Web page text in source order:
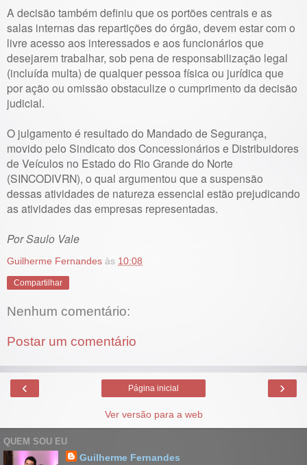
A decisão também definiu que os portões centrais e as
salas internas das repartições do órgão, devem estar com o
livre acesso aos interessados e aos funcionários que
desejarem trabalhar, sob pena de responsabilização legal
(incluída multa) de qualquer pessoa física ou jurídica que
por ação ou omissão obstaculize o cumprimento da decisão
judicial.
O julgamento é resultado do Mandado de Segurança,
movido pelo Sindicato dos Concessionários e Distribuidores
de Veículos no Estado do Rio Grande do Norte
(SINCODIVRN), o qual argumentou que a suspensão
dessas atividades de natureza essencial estão prejudicando
as atividades das empresas representadas.
Por Saulo Vale
Guilherme Fernandes às 10:08
Compartilhar
Nenhum comentário:
Postar um comentário
‹ ›
Página inicial
Ver versão para a web
QUEM SOU EU
Guilherme Fernandes